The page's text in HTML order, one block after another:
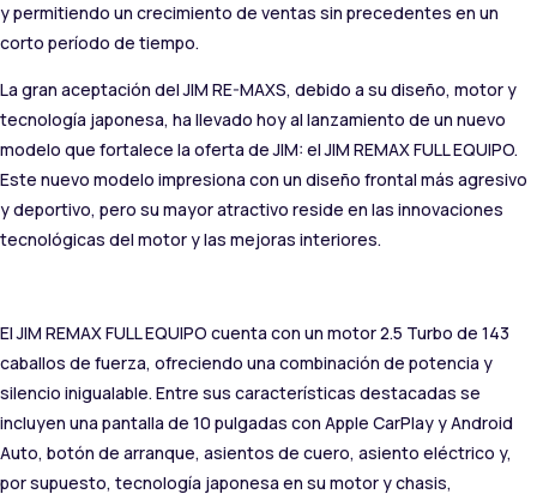
y permitiendo un crecimiento de ventas sin precedentes en un
corto período de tiempo.
La gran aceptación del JIM RE-MAXS, debido a su diseño, motor y
tecnología japonesa, ha llevado hoy al lanzamiento de un nuevo
modelo que fortalece la oferta de JIM: el JIM REMAX FULL EQUIPO.
Este nuevo modelo impresiona con un diseño frontal más agresivo
y deportivo, pero su mayor atractivo reside en las innovaciones
tecnológicas del motor y las mejoras interiores.
El JIM REMAX FULL EQUIPO cuenta con un motor 2.5 Turbo de 143
caballos de fuerza, ofreciendo una combinación de potencia y
silencio inigualable. Entre sus características destacadas se
incluyen una pantalla de 10 pulgadas con Apple CarPlay y Android
Auto, botón de arranque, asientos de cuero, asiento eléctrico y,
por supuesto, tecnología japonesa en su motor y chasis,